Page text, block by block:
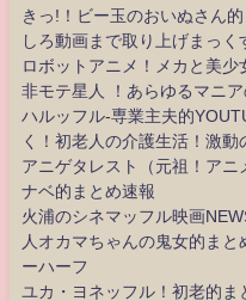
きっ!！ビー玉のおいぬさん
しろ動画まで取り上げまっく
ロボットアニメ！メカと美少
非モテ星人 ！あらゆるマニ
ハルッフル-専業主夫的
く！初老人の介護生活！激動
アニゲタレスト（元祖！ア
ナベ的まとめ速報
火浦のシネマッフル映画
人オカマちゃんの鬼女的ま
ーハーフ
ユカ・ヨネッフル！初老的